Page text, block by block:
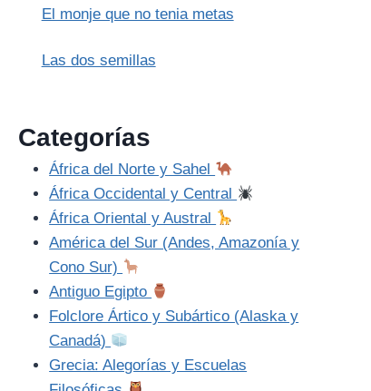
El monje que no tenia metas
Las dos semillas
Categorías
África del Norte y Sahel
África Occidental y Central
África Oriental y Austral
América del Sur (Andes, Amazonía y
Cono Sur)
Antiguo Egipto
Folclore Ártico y Subártico (Alaska y
Canadá)
Grecia: Alegorías y Escuelas